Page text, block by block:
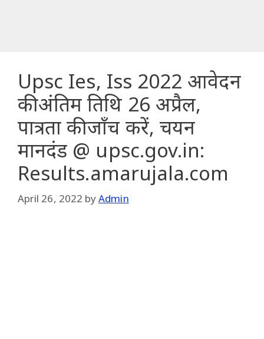
Upsc Ies, Iss 2022 आवेदन
की अंतिम तिथि 26 अप्रैल,
पात्रता की जाँच करें, चयन
मानदंड @ upsc.gov.in:
Results.amarujala.com
April 26, 2022 byAdmin